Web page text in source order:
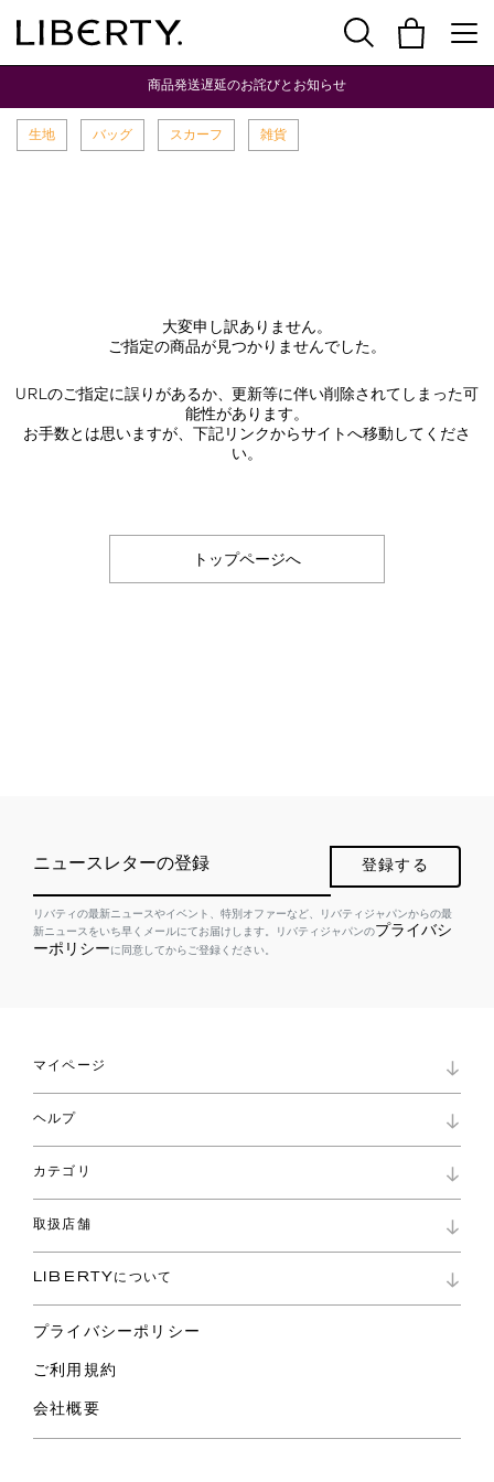
商品発送遅延のお詫びとお知らせ
生地 バッグ スカーフ 雑貨
大変申し訳ありません。
ご指定の商品が見つかりませんでした。
URLのご指定に誤りがあるか、更新等に伴い削除されてしまった可
能性があります。
お手数とは思いますが、下記リンクからサイトへ移動してくださ
い。
トップページへ
ニュースレターの登録 登録する
リバティの最新ニュースやイベント、特別オファーなど、リバティジャパンからの最
新ニュースをいち早くメールにてお届けします。リバティジャパンのプライバシ
ーポリシーに同意してからご登録ください。
マイページ
ロイヤリティプログラム
パスワード再設定
ショッピングバッグ
ヘルプ
お問い合わせ
よくあるご質問
ご利用ガイド
カテゴリ
コレクション
ファブリックス
バッグ
スカーフ
ウェア
ライフスタイル
スペシャル
取扱店舗
リバティ・ファブリックス
LIBERTYについて
プライバシーポリシー
ご利用規約
会社概要